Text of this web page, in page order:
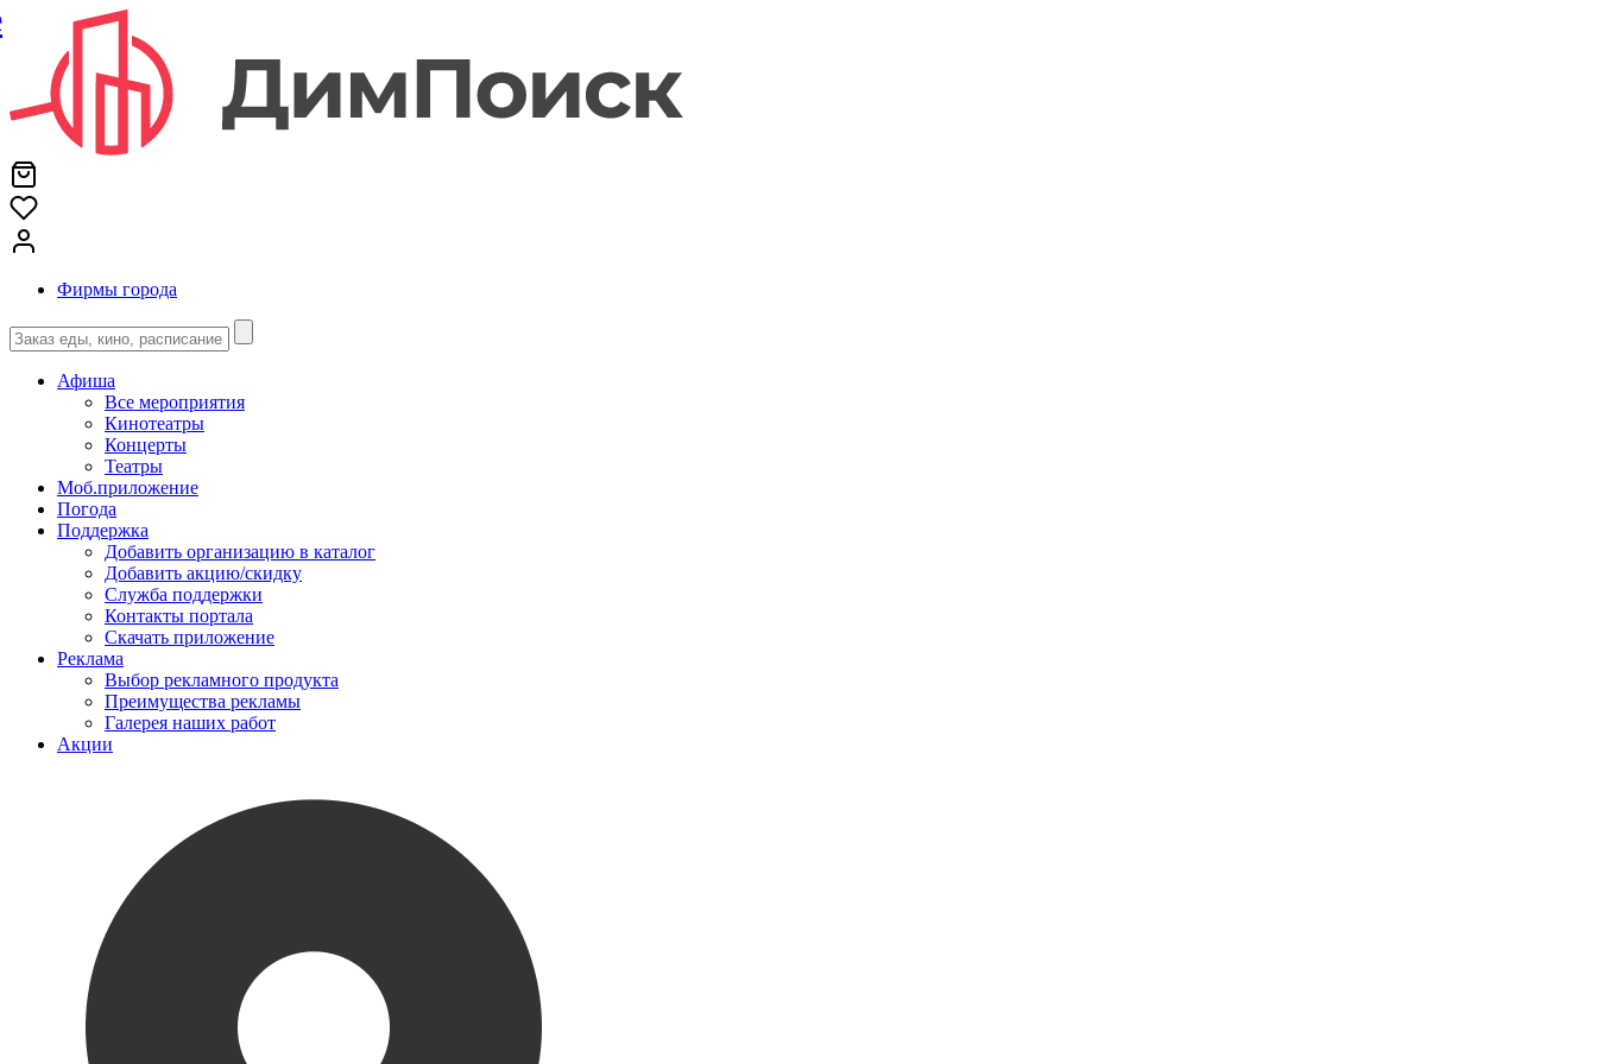
Фирмы города
Афиша
Все мероприятия
Кинотеатры
Концерты
Театры
Моб.приложение
Погода
Поддержка
Добавить организацию в каталог
Добавить акцию/скидку
Служба поддержки
Контакты портала
Скачать приложение
Реклама
Выбор рекламного продукта
Преимущества рекламы
Галерея наших работ
Акции